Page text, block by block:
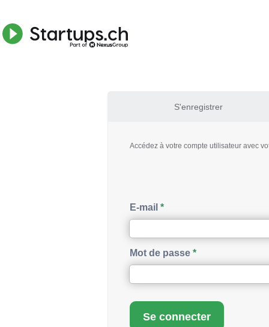
S'enregistrer
Accédez à votre compte utilisateur avec
E-mail
Mot de passe